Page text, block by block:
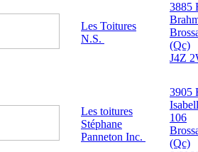
Les Toitures
N.S.
3885
(Qc)
J4Z
Les toitures
Stéphane
Panneton Inc.
3905
106
(Qc)